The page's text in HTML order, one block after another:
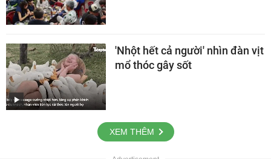
'Nhột hết cả người' nhìn đàn vịt
mổ thóc gây sốt
XEM THÊM